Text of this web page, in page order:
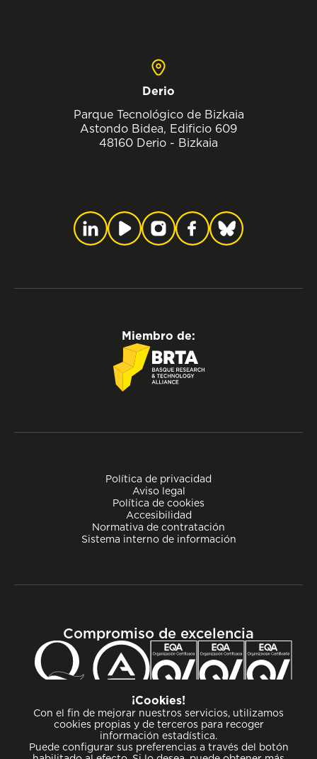
Derio
Parque Tecnológico de Bizkaia
Astondo Bidea, Edificio 609
48160 Derio - Bizkaia
Política de privacidad
Aviso legal
Política de cookies
Accesibilidad
Normativa de contratación
Sistema interno de información
Miembro de:
Compromiso de excelencia
¡Cookies!
Con el fin de mejorar nuestros servicios, utilizamos
cookies propias y de terceros para recoger
información estadística.
Puede configurar sus preferencias a través del botón